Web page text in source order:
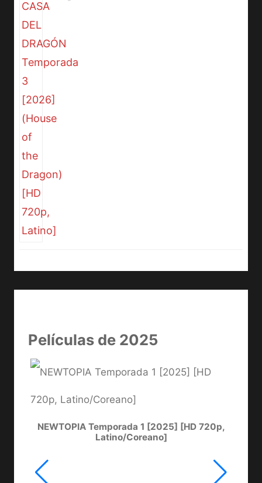
Películas de 2025
NEWTOPIA Temporada 1 [2025] [HD 720p,
Latino/Coreano]